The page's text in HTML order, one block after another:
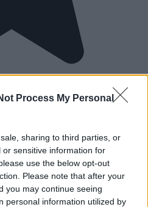
Process My Personal
sharing to third parties, or
sensitive information for
use the below opt-out
Please note that after your
you may continue seeing
personal information utilized by